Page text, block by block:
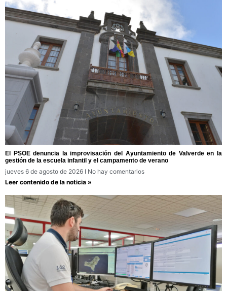
El PSOE denuncia la improvisación del Ayuntamiento de Valverde en la
gestión de la escuela infantil y el campamento de verano
jueves 6 de agosto de 2026
No hay comentarios
Leer contenido de la noticia »